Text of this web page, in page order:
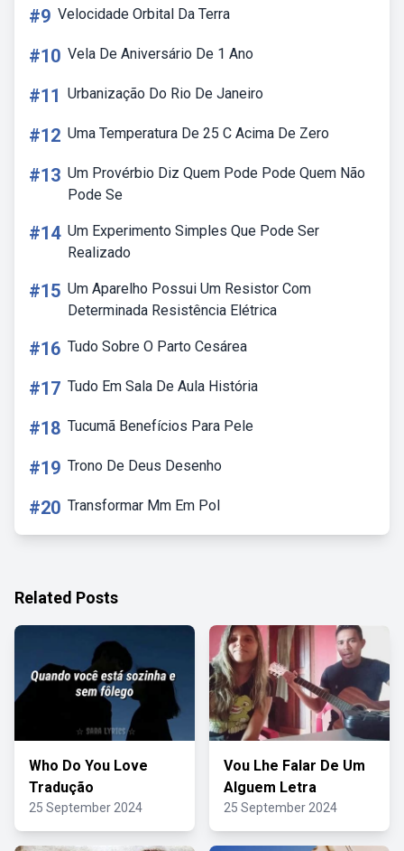
#9 Velocidade Orbital Da Terra
#10 Vela De Aniversário De 1 Ano
#11 Urbanização Do Rio De Janeiro
#12 Uma Temperatura De 25 C Acima De Zero
#13 Um Provérbio Diz Quem Pode Pode Quem Não
Pode Se
#14 Um Experimento Simples Que Pode Ser
Realizado
#15 Um Aparelho Possui Um Resistor Com
Determinada Resistência Elétrica
#16 Tudo Sobre O Parto Cesárea
#17 Tudo Em Sala De Aula História
#18 Tucumã Benefícios Para Pele
#19 Trono De Deus Desenho
#20 Transformar Mm Em Pol
Related Posts
Who Do You Love
Tradução
25 September 2024
Vou Lhe Falar De Um
Alguem Letra
25 September 2024